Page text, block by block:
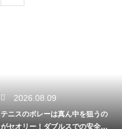
2026.08.09
テニスのボレーは真ん中を狙うの
がセオリー！ダブルスでの安全な